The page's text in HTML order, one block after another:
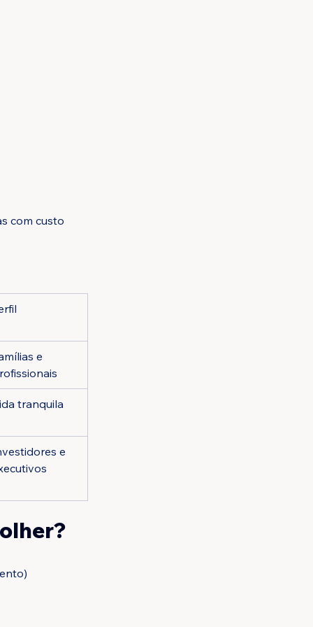
com custo
e
tranquila
e